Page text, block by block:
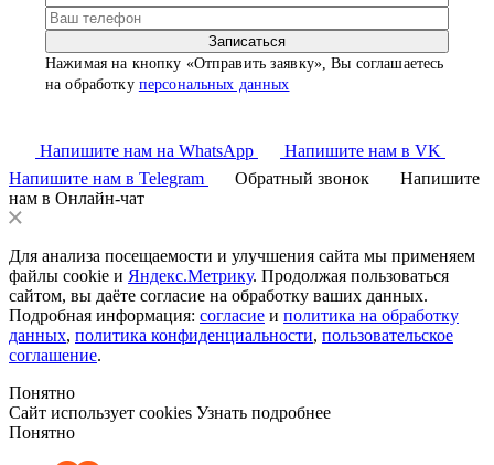
Нажимая на кнопку «Отправить заявку», Вы соглашаетесь
на обработку персональных данных
Напишите нам на WhatsApp
Напишите нам в VK
Напишите нам в Telegram
Обратный звонок
Напишите
нам в Онлайн-чат
Для анализа посещаемости и улучшения сайта мы применяем
файлы cookie и Яндекс.Метрику. Продолжая пользоваться
сайтом, вы даёте согласие на обработку ваших данных.
Подробная информация: согласие и политика на обработку
данных, политика конфиденциальности, пользовательское
соглашение.
Понятно
Сайт использует cookies Узнать подробнее
Понятно